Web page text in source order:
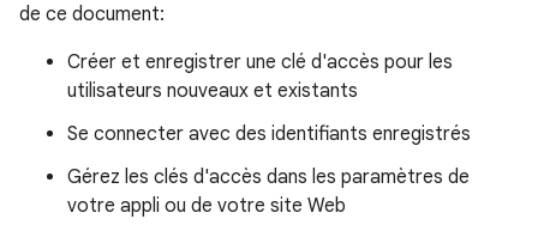
de ce document:
Créer et enregistrer une clé d'accès pour les
utilisateurs nouveaux et existants
Se connecter avec des identifiants enregistrés
Gérez les clés d'accès dans les paramètres de
votre appli ou de votre site Web